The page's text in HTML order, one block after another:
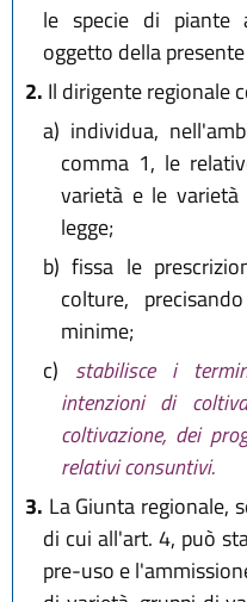
le specie di piante
oggetto della
2. Il dirigente regionale
a) individua,
comma 1, le
varietà e le varietà
legge;
b) fissa le
colture,
minime;
c) stabilisce i
intenzioni di
coltivazione, dei
relativi consuntivi.
3. La Giunta regionale,
di cui all'art. 4, può
pre-uso e